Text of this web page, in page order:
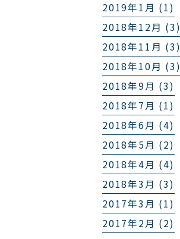
2019年1月 (1)
2018年12月 (3)
2018年11月 (3)
2018年10月 (3)
2018年9月 (3)
2018年7月 (1)
2018年6月 (4)
2018年5月 (2)
2018年4月 (4)
2018年3月 (3)
2017年3月 (1)
2017年2月 (2)